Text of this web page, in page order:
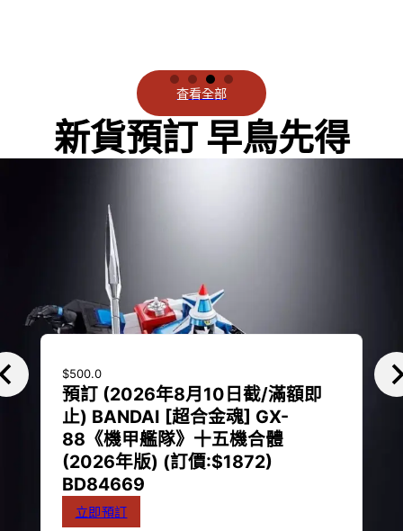
査看全部
埋嚟睇埋嚟揀
新貨預訂 早鳥先得
預訂 (2026年8月10日截/滿額即
止) BANDAI [超合金魂] GX-
88《機甲艦隊》十五機合體
(2026年版) (訂價:$1872)
BD84669
$500.0
立即預訂